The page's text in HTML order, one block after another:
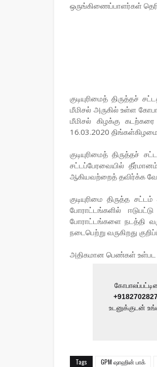
ஒருங்கிணைப்பாளர்கள்
குடியுரிமைத் திருத்தச்
மீமிசல் அருகில் உள்ள
மீமிசல் கிழக்கு
16.03.2020
குடியுரிமைத்
சட்டப்பேரவையில் தீர்மானம்
ஆகியவற்றைத் தவிர்க்க
குடியுரிமை திருத்த
போராட்டங்களில்
போராட்டங்களை நடத்தி
நடைபெற்று வருகிறது
அதிகமான பெண்கள் உள்பட
உடனுக்குடன்
Tags GPM ஷாஹின் பாக்